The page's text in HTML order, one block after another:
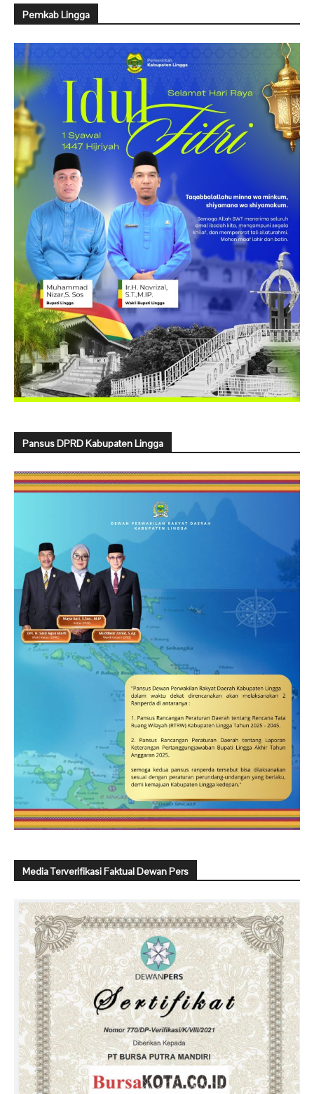
Pemkab Lingga
Pansus DPRD Kabupaten Lingga
Media Terverifikasi Faktual Dewan Pers